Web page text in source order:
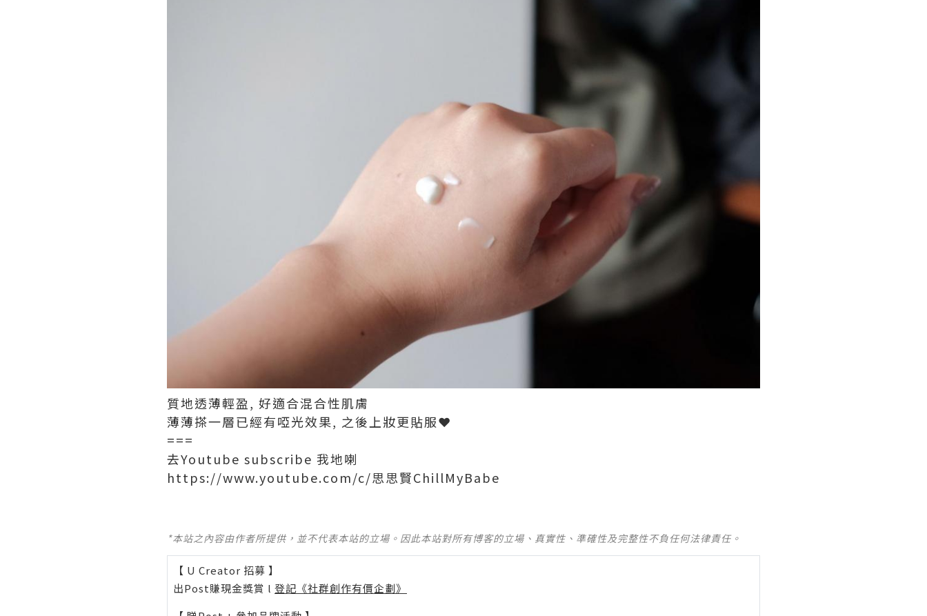
質地透薄輕盈, 好適合混合性肌膚
薄薄搽一層已經有啞光效果, 之後上妝更貼服❤️
===
去Youtube subscribe 我地喇
https://www.youtube.com/c/思思賢ChillMyBabe
*本站之內容由作者所提供，並不代表本站的立場。因此本站對所有博客的立場、真實性、準確性及完整性不負任何法律責任。
【 U Creator 招募 】
出Post賺現金獎賞 l 登記《社群創作有價企劃》